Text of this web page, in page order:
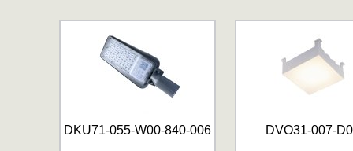
DKU71-055-W00-840-006 DVO31-007-